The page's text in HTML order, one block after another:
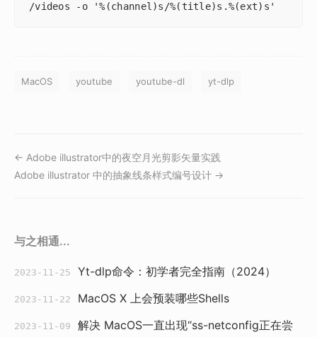
/videos -o '%(channel)s/%(title)s.%(ext)s'
MacOS youtube youtube-dl yt-dlp
← Adobe illustrator中的夜空月光剪影矢量实践
Adobe illustrator 中的抽象线条样式编号设计 →
与之相通...
2023-11-25 Yt-dlp命令：初学者完全指南（2024）
2023-11-22 MacOS X 上会预装哪些Shells
2023-11-09
解决 MacOS一直出现“ss-netconfig正在尝